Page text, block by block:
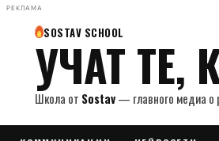
РЕКЛАМА